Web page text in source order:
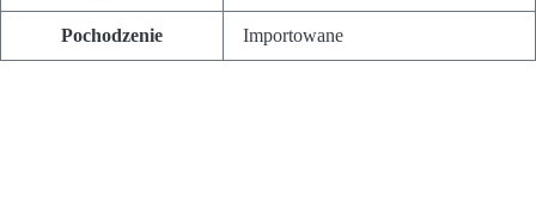
Pochodzenie Importowane